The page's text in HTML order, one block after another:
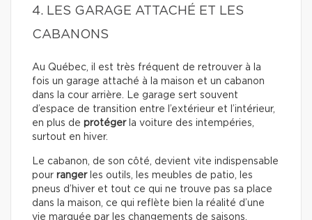
4. LES GARAGE ATTACHÉ ET LES
CABANONS
Au Québec, il est très fréquent de retrouver à la
fois un garage attaché à la maison et un cabanon
dans la cour arrière. Le garage sert souvent
d’espace de transition entre l’extérieur et l’intérieur,
en plus de protégerla voiture des intempéries,
surtout en hiver.
Le cabanon, de son côté, devient vite indispensable
pour rangerles outils, les meubles de patio, les
pneus d’hiver et tout ce qui ne trouve pas sa place
dans la maison, ce qui reflète bien la réalité d’une
vie marquée par les changements de saisons.